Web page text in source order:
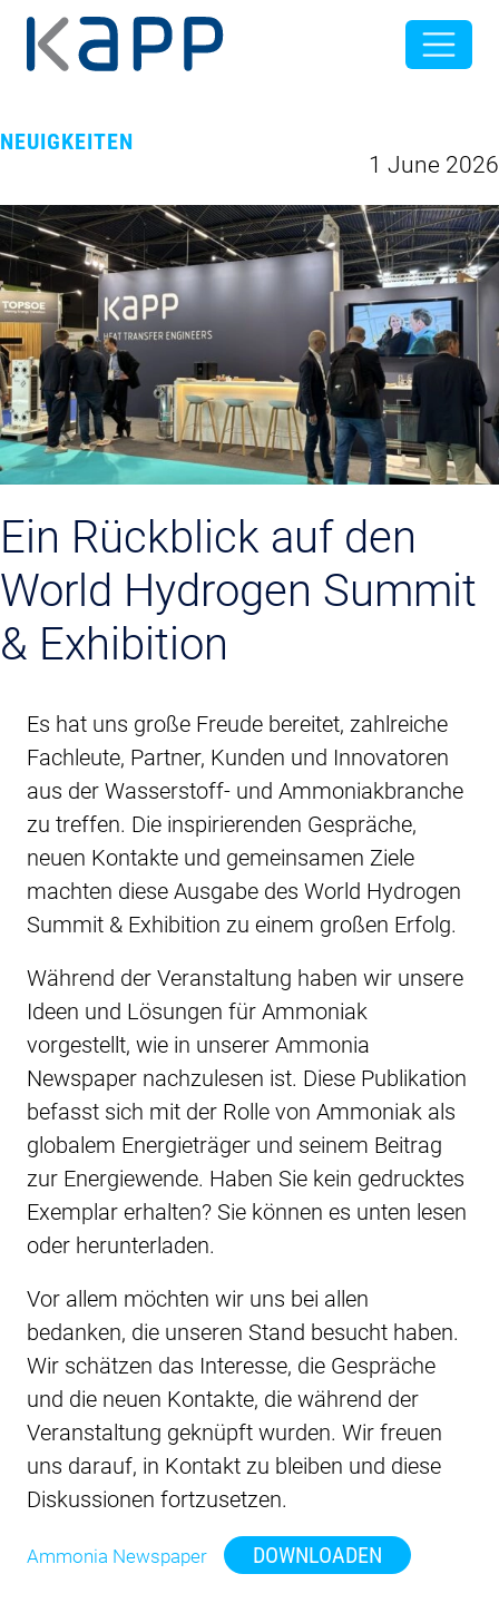
NEUIGKEITEN
1 June 2026
Ein Rückblick auf den
World Hydrogen Summit
& Exhibition
Es hat uns große Freude bereitet, zahlreiche
Fachleute, Partner, Kunden und Innovatoren
aus der Wasserstoff- und Ammoniakbranche
zu treffen. Die inspirierenden Gespräche,
neuen Kontakte und gemeinsamen Ziele
machten diese Ausgabe des World Hydrogen
Summit & Exhibition zu einem großen Erfolg.
Während der Veranstaltung haben wir unsere
Ideen und Lösungen für Ammoniak
vorgestellt, wie in unserer Ammonia
Newspaper nachzulesen ist. Diese Publikation
befasst sich mit der Rolle von Ammoniak als
globalem Energieträger und seinem Beitrag
zur Energiewende. Haben Sie kein gedrucktes
Exemplar erhalten? Sie können es unten lesen
oder herunterladen.
Vor allem möchten wir uns bei allen
bedanken, die unseren Stand besucht haben.
Wir schätzen das Interesse, die Gespräche
und die neuen Kontakte, die während der
Veranstaltung geknüpft wurden. Wir freuen
uns darauf, in Kontakt zu bleiben und diese
Diskussionen fortzusetzen.
Ammonia Newspaper DOWNLOADEN